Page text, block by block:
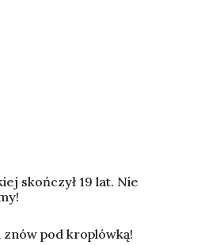
skończył 19 lat. Nie
pod kroplówką!